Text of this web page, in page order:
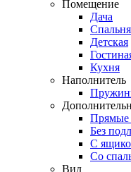
Помещение
Дача
Спальня
Детская
Кухня
Наполнитель
Прямые
Без
С
Со
Вид